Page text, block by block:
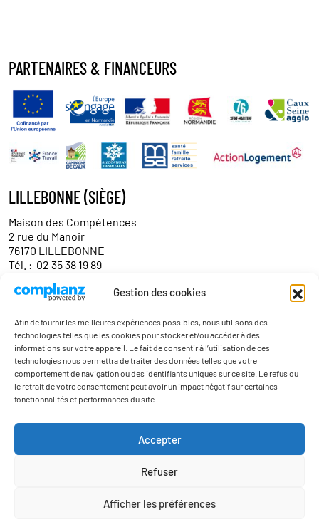
Gestion des cookies
Afin de fournir les meilleures expériences possibles, nous utilisons des
technologies telles que les cookies pour stocker et/ou accéder à des
informations sur votre appareil. Le fait de consentir à l’utilisation de ces
technologies nous permettra de traiter des données telles que votre
comportement de navigation ou des identifiants uniques sur ce site. Le refus ou
le retrait de votre consentement peut avoir un impact négatif sur certaines
fonctionnalités et performances du site
Accepter
Refuser
Afficher les préférences
PARTENAIRES & FINANCEURS
LILLEBONNE (SIÈGE)
Maison des Compétences
2 rue du Manoir
76170 LILLEBONNE
Tél. : 02 35 38 19 89
Contact
Contact